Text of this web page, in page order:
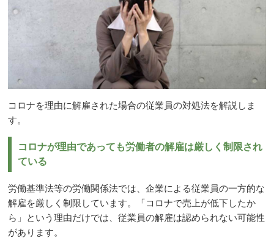
コロナを理由に解雇された場合の従業員の対処法を解説しま
す。
コロナが理由であっても労働者の解雇は厳しく制限され
ている
労働基準法等の労働関係法では、企業による従業員の一方的な
解雇を厳しく制限しています。「コロナで売上が低下したか
ら」という理由だけでは、従業員の解雇は認められない可能性
があります。